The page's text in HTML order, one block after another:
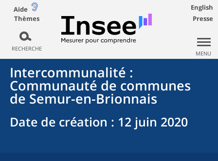
Aide
Thèmes
RECHERCHE
English
Presse
MENU
Intercommunalité :
Communauté de communes
de Semur-en-Brionnais
Date de création : 12 juin 2020